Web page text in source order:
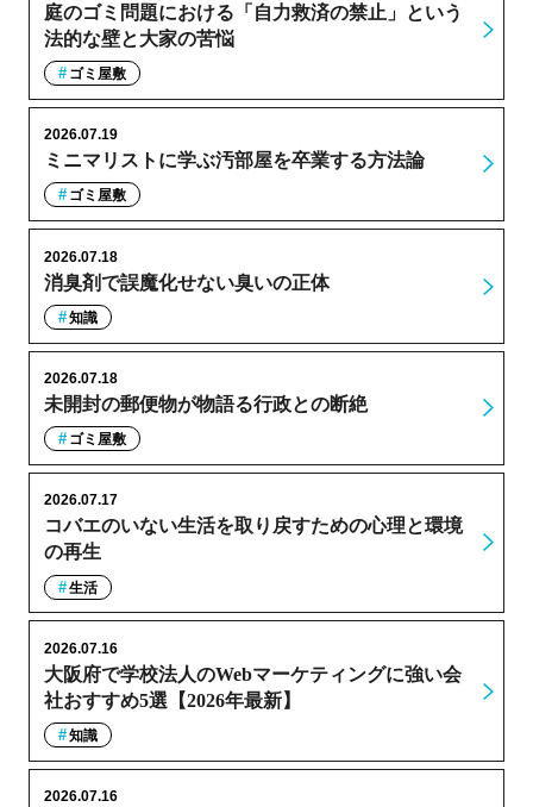
庭のゴミ問題における「自力救済の禁止」という
法的な壁と大家の苦悩
ゴミ屋敷
ミニマリストに学ぶ汚部屋を卒業する方法論
2026.07.19
ゴミ屋敷
消臭剤で誤魔化せない臭いの正体
2026.07.18
知識
未開封の郵便物が物語る行政との断絶
2026.07.18
ゴミ屋敷
コバエのいない生活を取り戻すための心理と環境
の再生
2026.07.17
生活
大阪府で学校法人のWebマーケティングに強い会
社おすすめ5選【2026年最新】
2026.07.16
知識
2026.07.16